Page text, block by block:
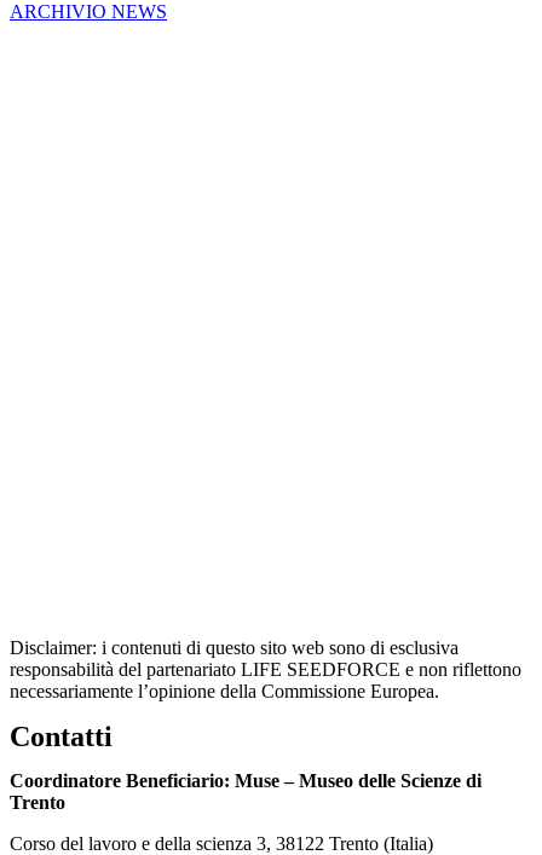
ARCHIVIO NEWS
Disclaimer: i contenuti di questo sito web sono di esclusiva
responsabilità del partenariato LIFE SEEDFORCE e non riflettono
necessariamente l’opinione della Commissione Europea.
Contatti
Coordinatore Beneficiario: Muse – Museo delle Scienze di
Trento
Corso del lavoro e della scienza 3, 38122 Trento (Italia)